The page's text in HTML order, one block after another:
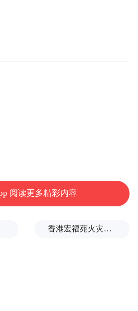
阅读更多精彩内容
香港宏福苑火灾跨部门调查最终报告：大火或由烟头引起